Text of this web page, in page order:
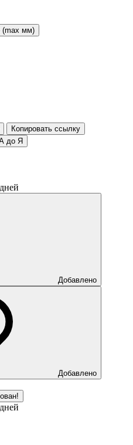
(max мм)
Копировать ссылку
до Я
Добавлено
Добавлено